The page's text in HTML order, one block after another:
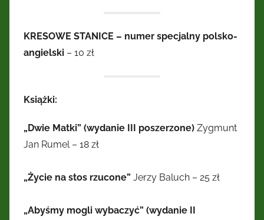
KRESOWE STANICE – numer specjalny polsko-
angielski – 10 zł
Książki:
„Dwie Matki” (wydanie III poszerzone) Zygmunt
Jan Rumel – 18 zł
„Życie na stos rzucone” Jerzy Baluch – 25 zł
„Abyśmy mogli wybaczyć” (wydanie II